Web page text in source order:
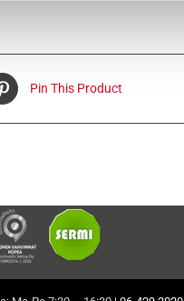
Pin This Product